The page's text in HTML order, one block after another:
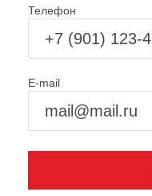
Телефон
E-mail